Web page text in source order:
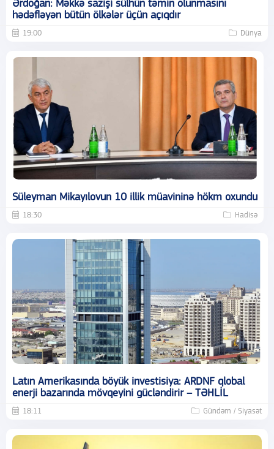
Ərdoğan: Məkkə sazişi sülhün təmin olunmasını
hədəfləyən bütün ölkələr üçün açıqdır
19:00 Dünya
Süleyman Mikayılovun 10 illik müavininə hökm oxundu
18:30 Hadisə
Latın Amerikasında böyük investisiya: ARDNF qlobal
enerji bazarında mövqeyini gücləndirir – TƏHLİL
18:11 Gündəm / Siyasət